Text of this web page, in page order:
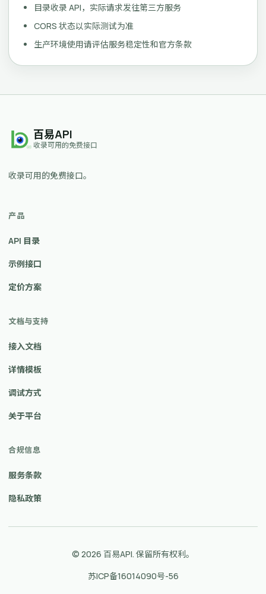
目录收录 API，实际请求发往第三方服务
CORS 状态以实际测试为准
生产环境使用请评估服务稳定性和官方条款
百易API
收录可用的免费接口
收录可用的免费接口。
产品
API 目录
示例接口
定价方案
文档与支持
接入文档
详情模板
调试方式
关于平台
合规信息
服务条款
隐私政策
© 2026 百易API. 保留所有权利。
苏ICP备16014090号-56